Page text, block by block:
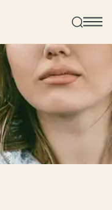
Ihnen zu Hause!